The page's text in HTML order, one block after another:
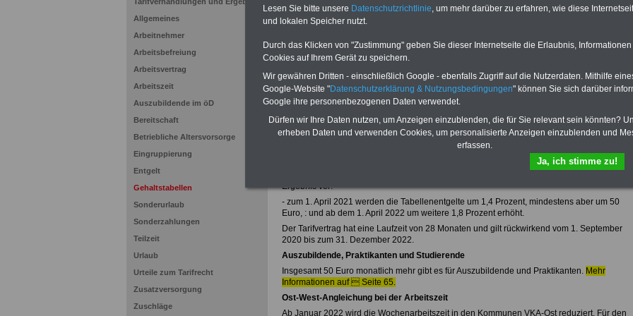
Allgemeines
Arbeitnehmer
Arbeitsbefreiung
Arbeitsvertrag
Arbeitszeit
Auszubildende im öD
Bereitschaft
Betriebliche Altersvorsorge
Eingruppierung
Entgelt
Gehaltstabellen
Sonderurlaub
Sonderzahlungen
Teilzeit
Urlaub
Urteile zum Tarifrecht
Zusatzversorgung
Zuschläge
für Beamte und Arbeitnehmer). Daneben bieten wir ausgewählte Links, z.B.
Nebenjob, Musterformular für den Teilzeitantrag usw.
Tarifeinigung bei Bund und Kommunen (TVöD)
Der Bund und die Vereinigung der kommunalen Arbeitgeberverbände (VKA) haben sich in
der Tarifrunde 2020 mit den Gewerkschaften für die rund 2,3 Millionen Beschäftigten im
öffentlichen Dienst auf ein Ergebnis verständigt. Der Verhandlungsführer des Bundes, Horst
Seehofer fasst sein Statement wie folgt zusammen: „Wir haben hart und lange miteinander
verhandelt, aber es hat sich gelohnt. Auf den öffentlichen Dienst ist Verlass. Das hat sich
auch in der Vergangenheit häufig in historischen Situationen gezeigt. Mit dem Tarifabschluss
erhalten unsere Beschäftigten im öffentlichen Dienst die Wertschätzung, die sie verdienen.“
Ergebnis vor:
- zum 1. April 2021 werden die Tabellenentgelte um 1,4 Prozent, mindestens aber um 50
Euro, : und ab dem 1. April 2022 um weitere 1,8 Prozent erhöht.
Der Tarifvertrag hat eine Laufzeit von 28 Monaten und gilt rückwirkend vom 1. September
2020 bis zum 31. Dezember 2022.
Auszubildende, Praktikanten und Studierende
Insgesamt 50 Euro monatlich mehr gibt es für Auszubildende und Praktikanten. Mehr
Informationen auf  Seite 65.
Ost-West-Angleichung bei der Arbeitszeit
Ab Januar 2022 wird die Wochenarbeitszeit in den Kommunen VKA-Ost reduziert. Für den
Lesen Sie bitte unsere Datenschutzrichtlinie, um mehr darüber zu erfahren, wie diese
und lokalen Speicher nutzt.
Durch das Klicken von "Zustimmung" geben Sie dieser Internetseite die Erlaubnis,
Cookies auf Ihrem Gerät zu speichern.
Wir gewähren Dritten - einschließlich Google - ebenfalls Zugriff auf die Nutzerdaten. Mithilfe
Google-Website "Datenschutzerklärung & Nutzungsbedingungen" können Sie sich darüber
Google ihre personenbezogenen Daten verwendet.
Dürfen wir Ihre Daten nutzen, um Anzeigen einzublenden, die für Sie relevant sein könnten?
erheben Daten und verwenden Cookies, um personalisierte Anzeigen einzublenden und
erfassen.
Ja, ich stimme zu!